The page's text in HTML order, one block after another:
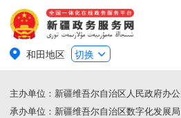
和田地区 切换
主办单位：新疆维吾尔自治区人民政府办
承办单位：新疆维吾尔自治区数字化发展局